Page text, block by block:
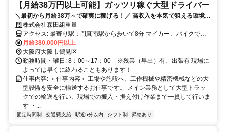
【月給38万円以上可能】ガッツリ稼ぐ大型ドライバー
＼最初から月給38万～で確実に稼げる！／ 高収入を本気で狙える環境
で、理想の生活を掴み取りませんか？
株式会社森田組重量
アクセス: 最寄り駅：門真南駅から歩いて8分 マイカー、バイクでの
通勤もちろんOKです！
月給380,000円以上
大阪府大阪市鶴見区
勤務時間・曜日: 8：00～17：00 ※残業（早出）有、出張有 現場に
よっては早くに終わることもあります！
仕事内容: ＜仕事内容＞ 工場や施設へ、工作機械や精密機械などの大
型設備を安全に輸送するお仕事です。 メイン業務として大型トラッ
クでの輸送を行い、現場での搬入・据え付け作業まで一貫して行いま
す ・...
固定時間制 交通費支給 駅近5分以内 シフト制 昇給あり